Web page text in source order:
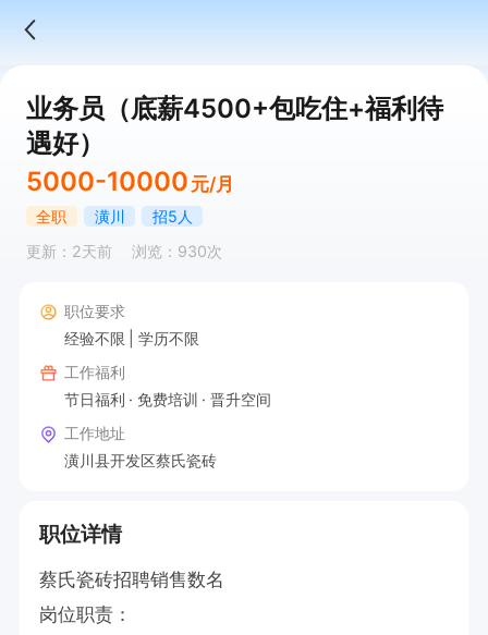
业务员（底薪4500+包吃住+福利待
遇好）
5000-10000 元/月
全职 潢川
招5人
更新：2天前
浏览：930次
职位要求
经验不限
学历不限
工作福利
节日福利
免费培训
晋升空间
工作地址
潢川县开发区蔡氏瓷砖
职位详情
蔡氏瓷砖招聘销售数名
岗位职责：